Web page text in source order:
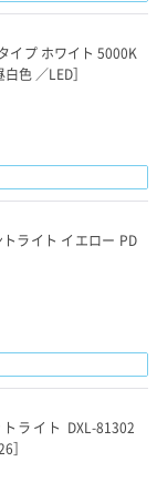
イプ ホワイト 5000K
色 ／LED］
トライト イエロー PD
ライト DXL-81302
］